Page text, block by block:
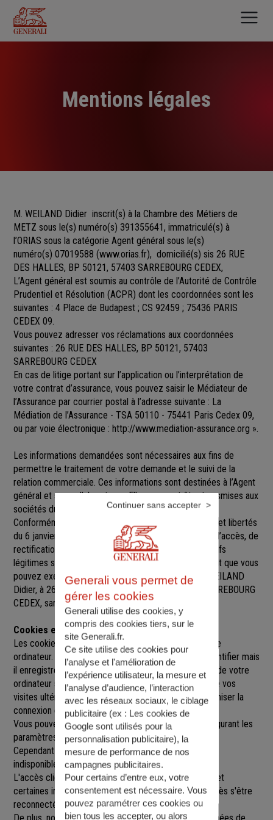
contenu
principal
Mentions légales
M. WEILAND Didier inscrit(s) à la Chambre des Métiers de
METZ sous le(s) numéro(s) 391355641, immatriculé(s) à
l’ORIAS sous la catégorie Agent général sous le(s)
numéro(s) 07019588 (www.orias.fr), domicilié(s) sis 26 RUE
DES HALLES, BP 50121, 57403 SARREBOURG CEDEX,
L’Agent général est soumis au contrôle de l’Autorité de Contrôle
Prudentiel et Résolution (ACPR) dont les coordonnées sont les
suivantes : 4 Place de Budapest ; CS 92459 ; 75436 PARIS
CEDEX 09.
Vous pouvez adresser vos réclamations aux coordonnées
suivantes : 26 RUE DES HALLES, BP 50121, 57403
SARREBOURG CEDEX
En cas de litige portant sur l’application ou l’interprétation de
votre contrat d’assurance, vous pouvez saisir le Médiateur de
l’Assurance par courrier postal à l’adresse suivante : La
Médiation de l’Assurance - TSA 50110 - 75441 Paris Cedex 09,
ou par voie électronique : http://www.mediation-assurance.org ».
Les informations demandées sont nécessaires aux fins de
permettre le traitement de votre demande et le suivi de la
relation commerciale. Ces informations sont destinées à l’Agent
général et ses collaborateurs. Elles pourront être transmises aux
sociétés du groupe GENERALI.
Conformément aux dispositions de la loi Informatique et libertés
du 6 janvier 1978 modifiée, vous disposez d’un droit d’accès, de
rectification, de suppression et d’opposition pour motifs
légitimes sur l’ensemble des données vous concernant que vous
pouvez exercer sur simple demande auprès de M. WEILAND
Didier, à 26 RUE DES HALLES, BP 50121, 57403 SARREBOURG
CEDEX, sarrebourg@agence.generali.fr.
Cookies et sessions
Les cookies sont de petits fichiers implantés sur votre
ordinateur. Un cookie ne nous permet pas de vous identifier mais
il enregistre des informations relatives à la navigation de votre
ordinateur sur notre site que nous pourrons lire lors de vos
visites ultérieures afin de faciliter la navigation, d'optimiser la
connexion et de personnaliser l'utilisation du site.
Vous pouvez refuser l'utilisation des cookies en configurant les
paramètres de votre navigateur Internet.
Cependant le fait de refuser les cookies peut rendre
indisponibles toutes ou certaines parties du site.
L'accès client est construit avec un délai de session, et
certaines informations ne seront remises à jour qu'après s'être
reconnecté sur le site.
Generali vous permet de
gérer les cookies
Generali utilise des cookies, y
compris des cookies tiers, sur le
site Generali.fr.
Ce site utilise des cookies pour
l’analyse et l'amélioration de
l’expérience utilisateur, la mesure et
l’analyse d’audience, l’interaction
avec les réseaux sociaux, le ciblage
publicitaire (ex : Les cookies de
Google sont utilisés pour la
personnalisation publicitaire), la
mesure de performance de nos
campagnes publicitaires.
Pour certains d’entre eux, votre
consentement est nécessaire. Vous
pouvez paramétrer ces cookies ou
bien tous les accepter, ou alors
Continuer sans accepter